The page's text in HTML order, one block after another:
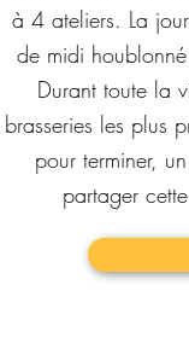
à 4 ateliers. La
de midi
Durant toute la
brasseries les plus
pour terminer,
partager